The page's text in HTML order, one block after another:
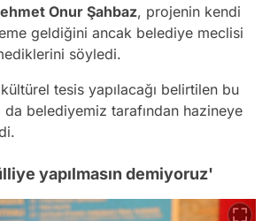
Onur Şahbaz, projenin kendi
geldiğini ancak belediye meclisi
söyledi.
tesis yapılacağı belirtilen bu
da belediyemiz tarafından hazineye
yapılmasın demiyoruz'